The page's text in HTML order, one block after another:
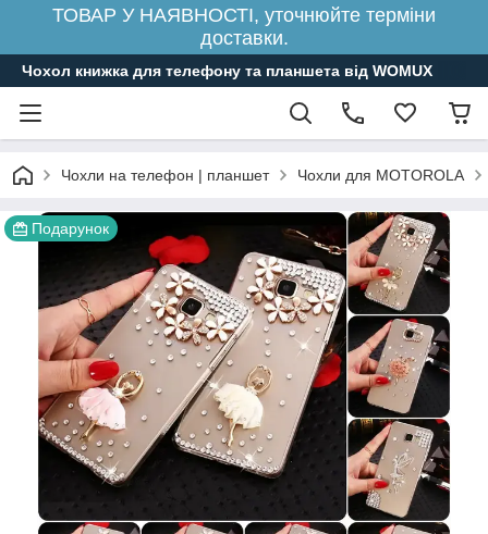
ТОВАР У НАЯВНОСТІ, уточнюйте терміни
доставки.
Чохол книжка для телефону та планшета від WOMUX
Чохли на телефон | планшет Чохли для MOTOROLA
Подарунок